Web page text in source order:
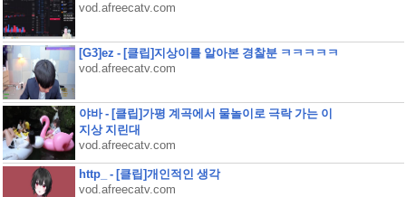
vod.afreecatv.com
[G3]ez - [클립]지상이를 알아본 경찰분 ㅋㅋㅋㅋㅋ
vod.afreecatv.com
야바 - [클립]가평 계곡에서 물놀이로 극락 가는 이
지상 지린대
vod.afreecatv.com
http_ - [클립]개인적인 생각
vod.afreecatv.com